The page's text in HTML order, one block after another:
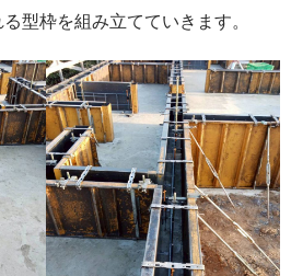
型枠を組み立てていきます。